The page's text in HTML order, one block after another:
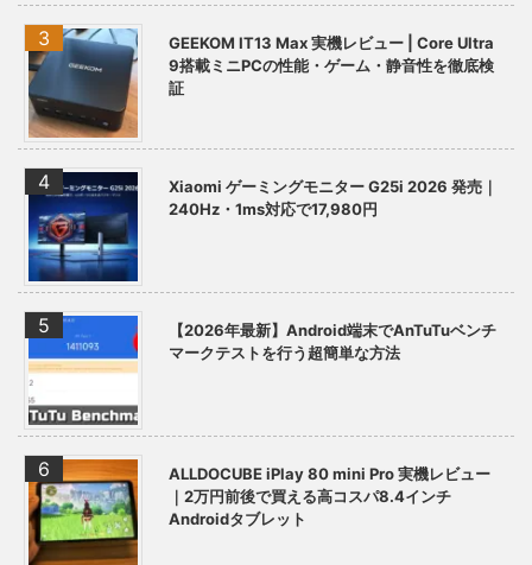
GEEKOM IT13 Max 実機レビュー | Core Ultra
9搭載ミニPCの性能・ゲーム・静音性を徹底検
証
Xiaomi ゲーミングモニター G25i 2026 発売｜
240Hz・1ms対応で17,980円
【2026年最新】Android端末でAnTuTuベンチ
マークテストを行う超簡単な方法
ALLDOCUBE iPlay 80 mini Pro 実機レビュー
｜2万円前後で買える高コスパ8.4インチ
Androidタブレット